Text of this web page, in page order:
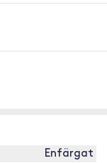
Enfärgat